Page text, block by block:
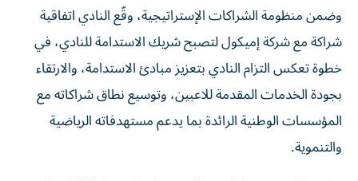
وضمن منظومة الشراكات الإستراتيجية، وقّع النادي اتفاقية
شراكة مع شركة إميكول لتصبح شريك الاستدامة للنادي، في
خطوة تعكس التزام النادي بتعزيز مبادئ الاستدامة، والارتقاء
بجودة الخدمات المقدمة للاعبين، وتوسيع نطاق شراكاته مع
المؤسسات الوطنية الرائدة بما يدعم مستهدفاته الرياضية
والتنموية.